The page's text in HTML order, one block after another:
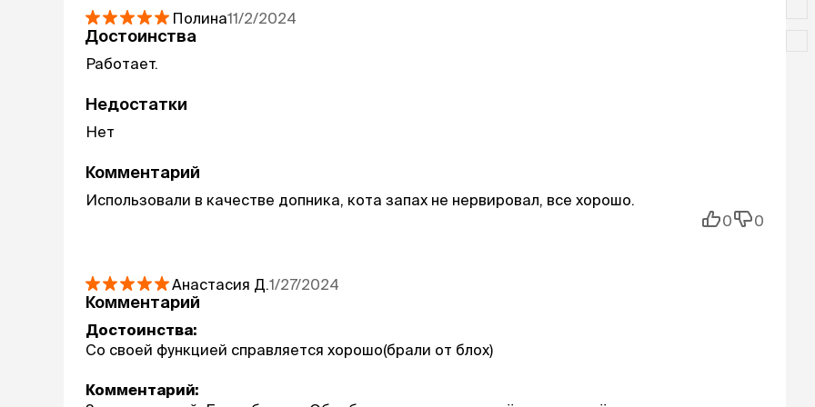
Полина11/2/2024
Достоинства
Работает.
Недостатки
Нет
Комментарий
Использовали в качестве допника, кота запах не нервировал, все хорошо.
0
0
Анастасия Д.1/27/2024
Комментарий
Достоинства:
Со своей функцией справляется хорошо(брали от блох)
Комментарий: